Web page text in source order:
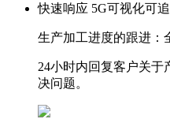
快速响应 5G可视化可
生产加工进度的跟进：
24小时内回复客户关
决问题。